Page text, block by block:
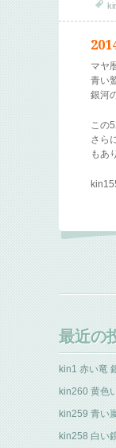
マヤ
青い
銀河
この
さら
もあ
最近の
kin1 赤い竜
kin260 黄色
kin259 青い
kin258 白い